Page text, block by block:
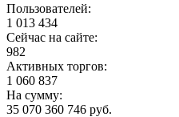
Пользователей:
1 013 434
Сейчас на сайте:
982
Активных торгов:
1 060 837
На сумму:
35 070 360 746 руб.